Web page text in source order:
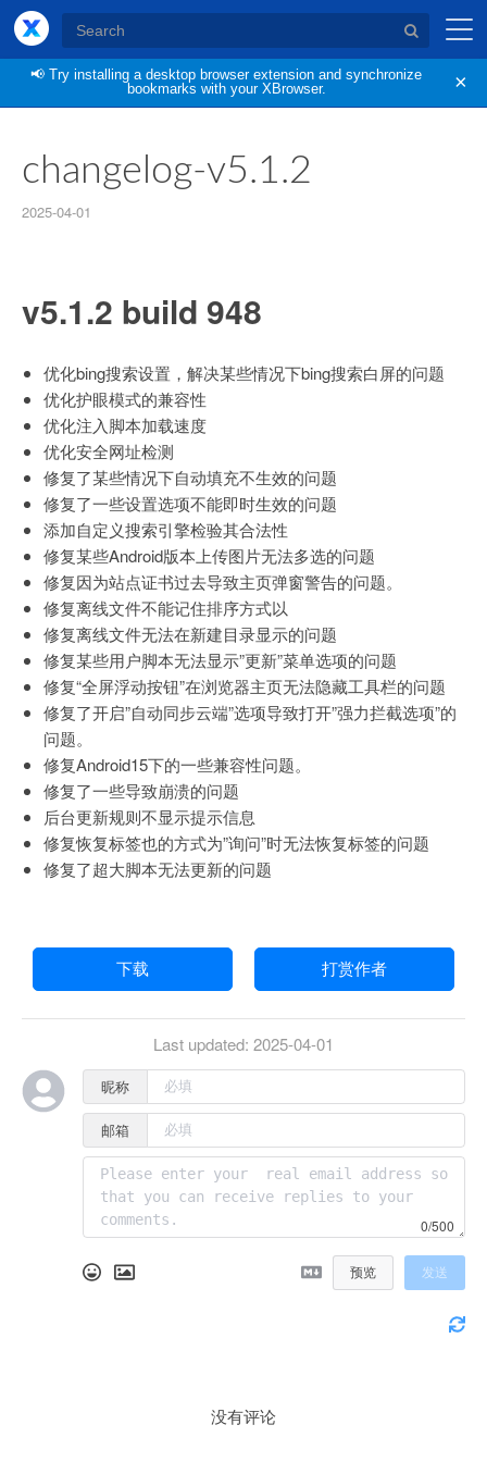
XBrowser
📢 Try installing a desktop browser extension and synchronize
bookmarks with your XBrowser.
×
changelog-v5.1.2
2025-04-01
v5.1.2 build 948
优化bing搜索设置，解决某些情况下bing搜索白屏的问题
优化护眼模式的兼容性
优化注入脚本加载速度
优化安全网址检测
修复了某些情况下自动填充不生效的问题
修复了一些设置选项不能即时生效的问题
添加自定义搜索引擎检验其合法性
修复某些Android版本上传图片无法多选的问题
修复因为站点证书过去导致主页弹窗警告的问题。
修复离线文件不能记住排序方式以
修复离线文件无法在新建目录显示的问题
修复某些用户脚本无法显示”更新”菜单选项的问题
修复“全屏浮动按钮”在浏览器主页无法隐藏工具栏的问题
修复了开启”自动同步云端”选项导致打开”强力拦截选项”的
问题。
修复Android15下的一些兼容性问题。
修复了一些导致崩溃的问题
后台更新规则不显示提示信息
修复恢复标签也的方式为”询问”时无法恢复标签的问题
修复了超大脚本无法更新的问题
下载 打赏作者
Last updated: 2025-04-01
昵称
邮箱
0/500
预览 发送
没有评论